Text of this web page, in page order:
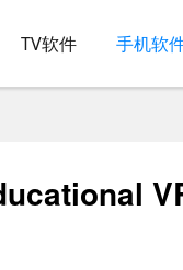
TV软件 手机软